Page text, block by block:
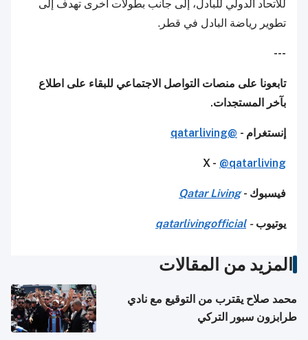
للاتحاد الدولي للبادل، إلى جانب بطولات أخرى تهدف إلى
تطوير رياضة البادل في قطر.
---
تابعونا على منصات التواصل الاجتماعي للبقاء على اطلاع
بآخر المستجدات.
إنستغرام - @qatarliving
X - @qatarliving
فيسبوك -Qatar Living
يوتيوب-
qatarlivingofficial
المزيد من المقالات
محمد صلاح يقترب من التوقيع مع نادي
طرابزون سبور التركي